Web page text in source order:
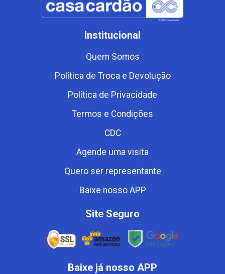
Institucional
Quem Somos
Política de Troca e Devolução
Política de Privacidade
Termos e Condições
CDC
Agende uma visita
Quero ser representante
Baixe nosso APP
Site Seguro
Baixe já nosso APP